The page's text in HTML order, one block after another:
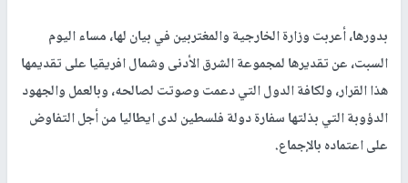
بدورها، أعربت وزارة الخارجية والمغتربين في بيان لها، مساء اليوم
السبت، عن تقديرها لمجموعة الشرق الأدنى وشمال افريقيا على تقديمها
هذا القرار، ولكافة الدول التي دعمت وصوتت لصالحه، وبالعمل والجهود
الدؤوبة التي بذلتها سفارة دولة فلسطين لدى ايطاليا من أجل التفاوض
على اعتماده بالإجماع.